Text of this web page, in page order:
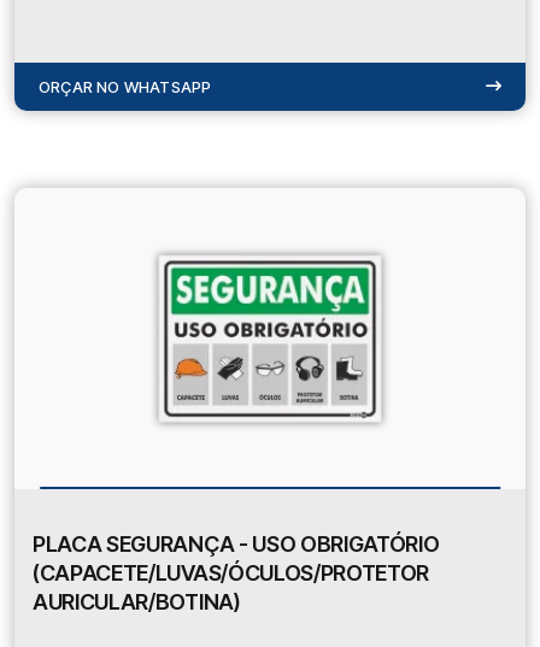
ORÇAR NO WHATSAPP
PLACA SEGURANÇA - USO OBRIGATÓRIO
(CAPACETE/LUVAS/ÓCULOS/PROTETOR
AURICULAR/BOTINA)